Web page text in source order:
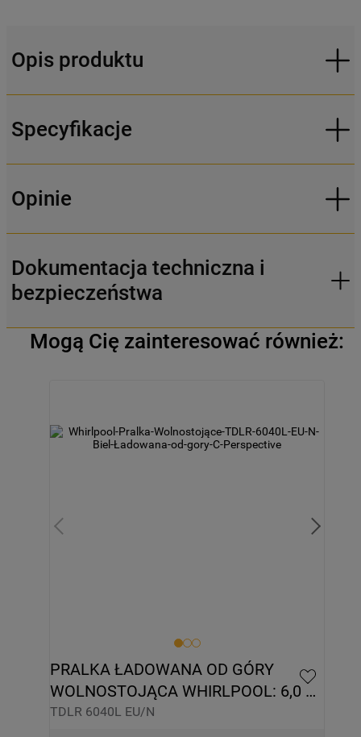
Opis produktu
Specyfikacje
Opinie
Dokumentacja techniczna i
bezpieczeństwa
Mogą Cię zainteresować również:
PRALKA ŁADOWANA OD GÓRY
WOLNOSTOJĄCA WHIRLPOOL: 6,0
KG - TDLR 6040L EU/N
TDLR 6040L EU/N